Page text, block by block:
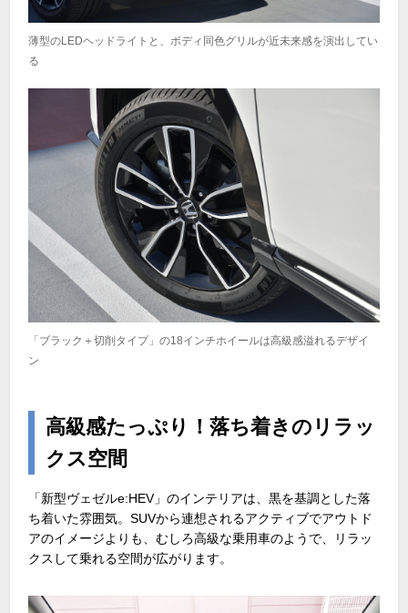
薄型のLEDヘッドライトと、ボディ同色グリルが近未来感を演出してい
る
「ブラック＋切削タイプ」の18インチホイールは高級感溢れるデザイ
ン
高級感たっぷり！落ち着きのリラッ
クス空間
「新型ヴェゼルe:HEV」のインテリアは、黒を基調とした落
ち着いた雰囲気。SUVから連想されるアクティブでアウトド
アのイメージよりも、むしろ高級な乗用車のようで、リラッ
クスして乗れる空間が広がります。